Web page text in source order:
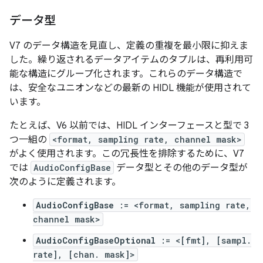
データ型
V7 のデータ構造を見直し、定義の重複を最小限に抑えま
した。繰り返されるデータアイテムのタプルは、再利用可
能な構造にグループ化されます。これらのデータ構造で
は、安全なユニオンなどの最新の HIDL 機能が使用されて
います。
たとえば、V6 以前では、HIDL インターフェースと型で 3
つ一組の <format, sampling rate, channel mask>
がよく使用されます。この冗長性を排除するために、V7
では AudioConfigBase データ型とその他のデータ型が
次のように定義されます。
AudioConfigBase := <format, sampling rate,
channel mask>
AudioConfigBaseOptional := <[fmt], [sampl.
rate], [chan. mask]>